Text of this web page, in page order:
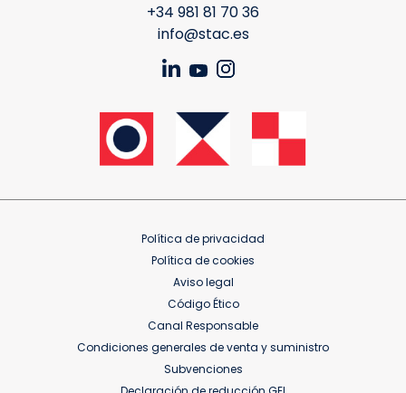
+34 981 81 70 36
info@stac.es
Política de privacidad
Política de cookies
Aviso legal
Código Ético
Canal Responsable
Condiciones generales de venta y suministro
Subvenciones